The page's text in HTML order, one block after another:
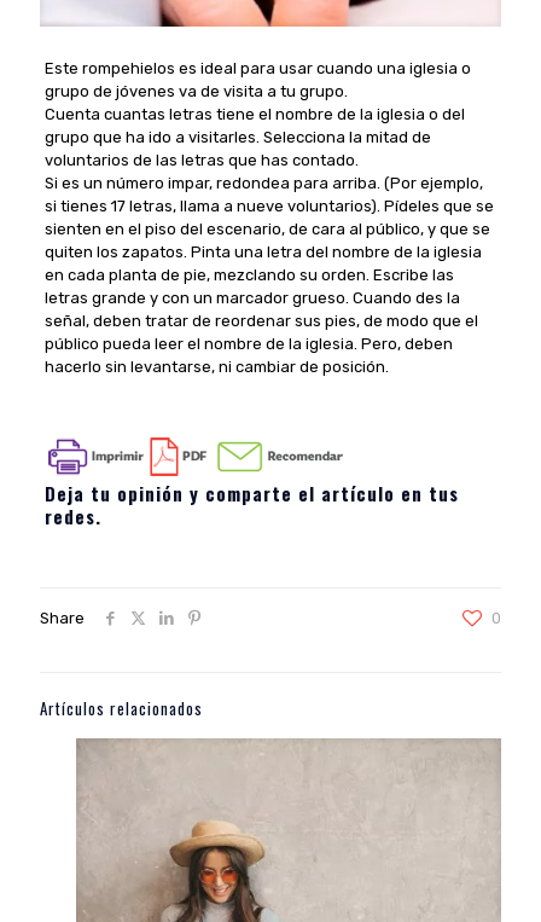
Este rompehielos es ideal para usar cuando una iglesia o
grupo de jóvenes va de visita a tu grupo.
Cuenta cuantas letras tiene el nombre de la iglesia o del
grupo que ha ido a visitarles. Selecciona la mitad de
voluntarios de las letras que has contado.
Si es un número impar, redondea para arriba. (Por ejemplo,
si tienes 17 letras, llama a nueve voluntarios). Pídeles que se
sienten en el piso del escenario, de cara al público, y que se
quiten los zapatos. Pinta una letra del nombre de la iglesia
en cada planta de pie, mezclando su orden. Escribe las
letras grande y con un marcador grueso. Cuando des la
señal, deben tratar de reordenar sus pies, de modo que el
público pueda leer el nombre de la iglesia. Pero, deben
hacerlo sin levantarse, ni cambiar de posición.
Deja tu opinión y comparte el artículo en tus
redes.
Share 0
Artículos relacionados